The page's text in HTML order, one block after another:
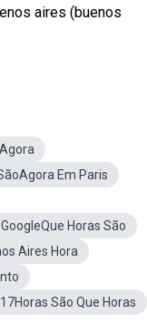
aires (buenos
Em Paris
GoogleQue Horas São
Aires Hora
17Horas São Que Horas